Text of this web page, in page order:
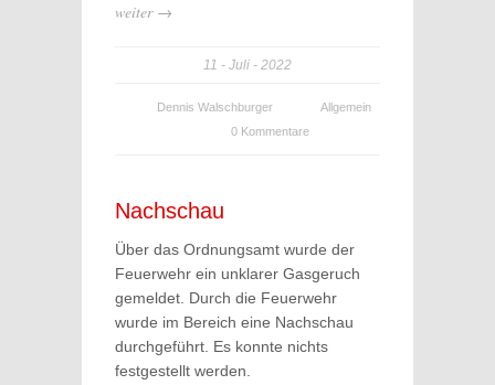
weiter →
11 Juli 2022
Dennis Walschburger
Allgemein
0 Kommentare
Nachschau
Über das Ordnungsamt wurde der
Feuerwehr ein unklarer Gasgeruch
gemeldet. Durch die Feuerwehr
wurde im Bereich eine Nachschau
durchgeführt. Es konnte nichts
festgestellt werden.